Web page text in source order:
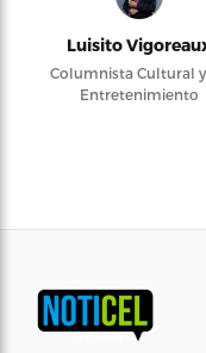
Luisito
Columnista Cultural
Entretenimiento